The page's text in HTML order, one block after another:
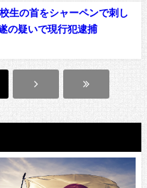
生の首をシャーペンで刺し
の疑いで現行犯逮捕